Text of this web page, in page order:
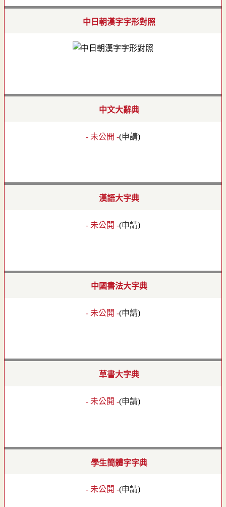
中日朝漢字字形對照
中文大辭典
- 未公開 -(申請)
漢語大字典
- 未公開 -(申請)
中國書法大字典
- 未公開 -(申請)
草書大字典
- 未公開 -(申請)
學生簡體字字典
- 未公開 -(申請)